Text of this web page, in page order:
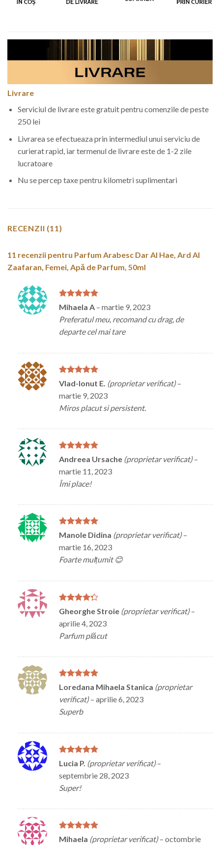
Livrare
Serviciul de livrare este gratuit pentru comenzile de peste
250 lei
Livrarea se efectueaza prin intermediul unui serviciu de
curierat rapid, iar termenul de livrare este de 1-2 zile
lucratoare
Nu se percep taxe pentru kilometri suplimentari
RECENZII (11)
11 recenzii pentru Parfum Arabesc Dar Al Hae, Ard Al
Zaafaran, Femei, Apă de Parfum, 50ml
Evaluat la
din 5
Mihaela A – martie 9, 2023
Preferatul meu, recomand cu drag, de
departe cel mai tare
Evaluat la5
din 5
Vlad-Ionut E. (proprietar verificat) –
martie 9, 2023
Miros placut si persistent.
Evaluat la 5
din 5
Andreea Ursache (proprietar verificat) –
martie 11, 2023
Îmi place!
Evaluat la5
din 5
Manole Didina (proprietar verificat) –
martie 16, 2023
Foarte mulțumit 😊
Evaluat la
4din 5
Gheorghe Stroie (proprietar verificat) –
aprilie 4, 2023
Parfum plăcut
Evaluat la 5
din 5
Loredana Mihaela Stanica (proprietar
verificat) – aprilie 6, 2023
Superb
Evaluat la5
din 5
Lucia P. (proprietar verificat) –
septembrie 28, 2023
Super!
Evaluat la5
Mihaela (proprietar verificat) – octombrie